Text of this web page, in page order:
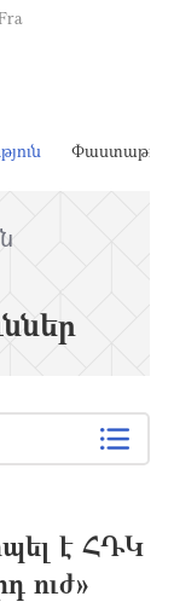
է ՀԴԿ
ուժ»